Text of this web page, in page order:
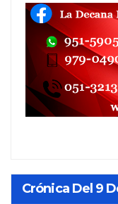
Crónica Del 9